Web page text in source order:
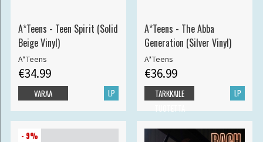
A*Teens - Teen Spirit (Solid
Beige Vinyl)
A*Teens
€34.99
LP
VARAA
A*Teens - The Abba
Generation (Silver Vinyl)
A*Teens
€36.99
LP
TARKKAILE
- 9%